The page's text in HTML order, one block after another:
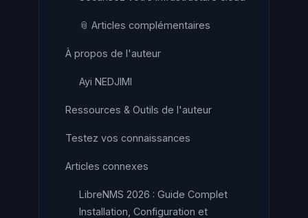
📎 Articles complémentaires
À propos de l'auteur
Ayi NEDJIMI
Ressources & Outils de l'auteur
Testez vos connaissances
Articles connexes
LibreNMS 2026 : Guide Complet
Installation, Configuration et